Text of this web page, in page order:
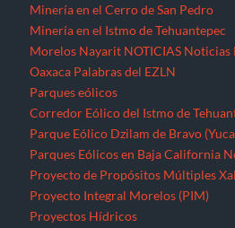
Minería en el Cerro de San Pedro
Minería en el Istmo de Tehuantepec
Morelos Nayarit NOTICIAS Noticias
Oaxaca Palabras del EZLN
Parques eólicos
Corredor Eólico del Istmo de
Parque Eólico Dzilam de Bravo
Parques Eólicos en Baja California
Proyecto de Propósitos Múltiples
Proyecto Integral Morelos (PIM)
Proyectos Hídricos